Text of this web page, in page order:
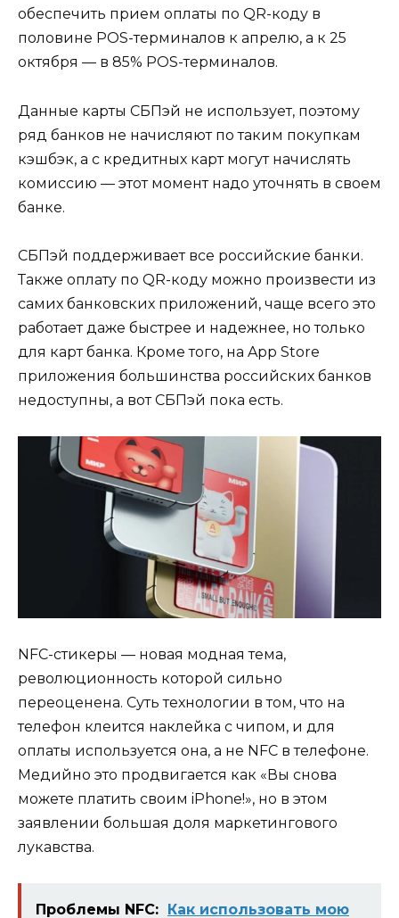
обеспечить прием оплаты по QR-коду в
половине POS-терминалов к апрелю, а к 25
октября — в 85% POS-терминалов.
Данные карты СБПэй не использует, поэтому
ряд банков не начисляют по таким покупкам
кэшбэк, а с кредитных карт могут начислять
комиссию — этот момент надо уточнять в своем
банке.
СБПэй поддерживает все российские банки.
Также оплату по QR-коду можно произвести из
самих банковских приложений, чаще всего это
работает даже быстрее и надежнее, но только
для карт банка. Кроме того, на App Store
приложения большинства российских банков
недоступны, а вот СБПэй пока есть.
NFC-стикеры — новая модная тема,
революционность которой сильно
переоценена. Суть технологии в том, что на
телефон клеится наклейка с чипом, и для
оплаты используется она, а не NFC в телефоне.
Медийно это продвигается как «Вы снова
можете платить своим iPhone!», но в этом
заявлении большая доля маркетингового
лукавства.
Проблемы NFC: Как использовать мою